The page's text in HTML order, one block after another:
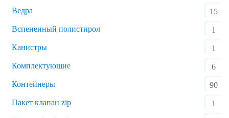
Ведра
15
Вспененный полистирол
1
Канистры
1
Комплектующие
6
Контейнеры
90
Пакет клапан zip
1